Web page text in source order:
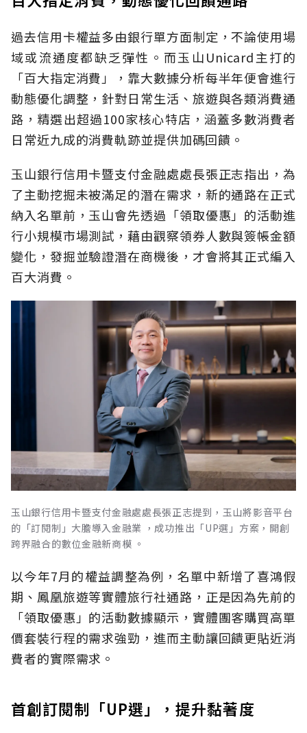
過去信用卡權益多由銀行單方面制定，不論使用場
域或流通度都缺乏彈性。而玉山Unicard主打的
「百大指定消費」，靠大數據分析每半年便會進行
動態優化調整，針對日常生活、旅遊與各類消費通
路，精選出超過100家核心特店，涵蓋多數消費者
日常近九成的消費軌跡並提供加碼回饋。
玉山銀行信用卡暨支付金融處處長張正志指出，為
了主動挖掘未被滿足的潛在需求，新的通路在正式
納入名單前，玉山會先透過「領取優惠」的活動進
行小規模市場測試，藉由觀察領券人數與簽帳金額
變化，發掘並驗證潛在商機後，才會將其正式編入
百大消費。
玉山銀行信用卡暨支付金融處處長張正志提到，玉山將影音平台
的「訂閱制」大膽導入金融業 ，成功推出「UP選」方案，開創
跨界融合的數位金融新商模 。
以今年7月的權益調整為例，名單中新增了喜鴻假
期、鳳凰旅遊等實體旅行社通路，正是因為先前的
「領取優惠」的活動數據顯示，實體團客購買高單
價套裝行程的需求強勁，進而主動讓回饋更貼近消
費者的實際需求。
首創訂閱制「UP選」，提升黏著度